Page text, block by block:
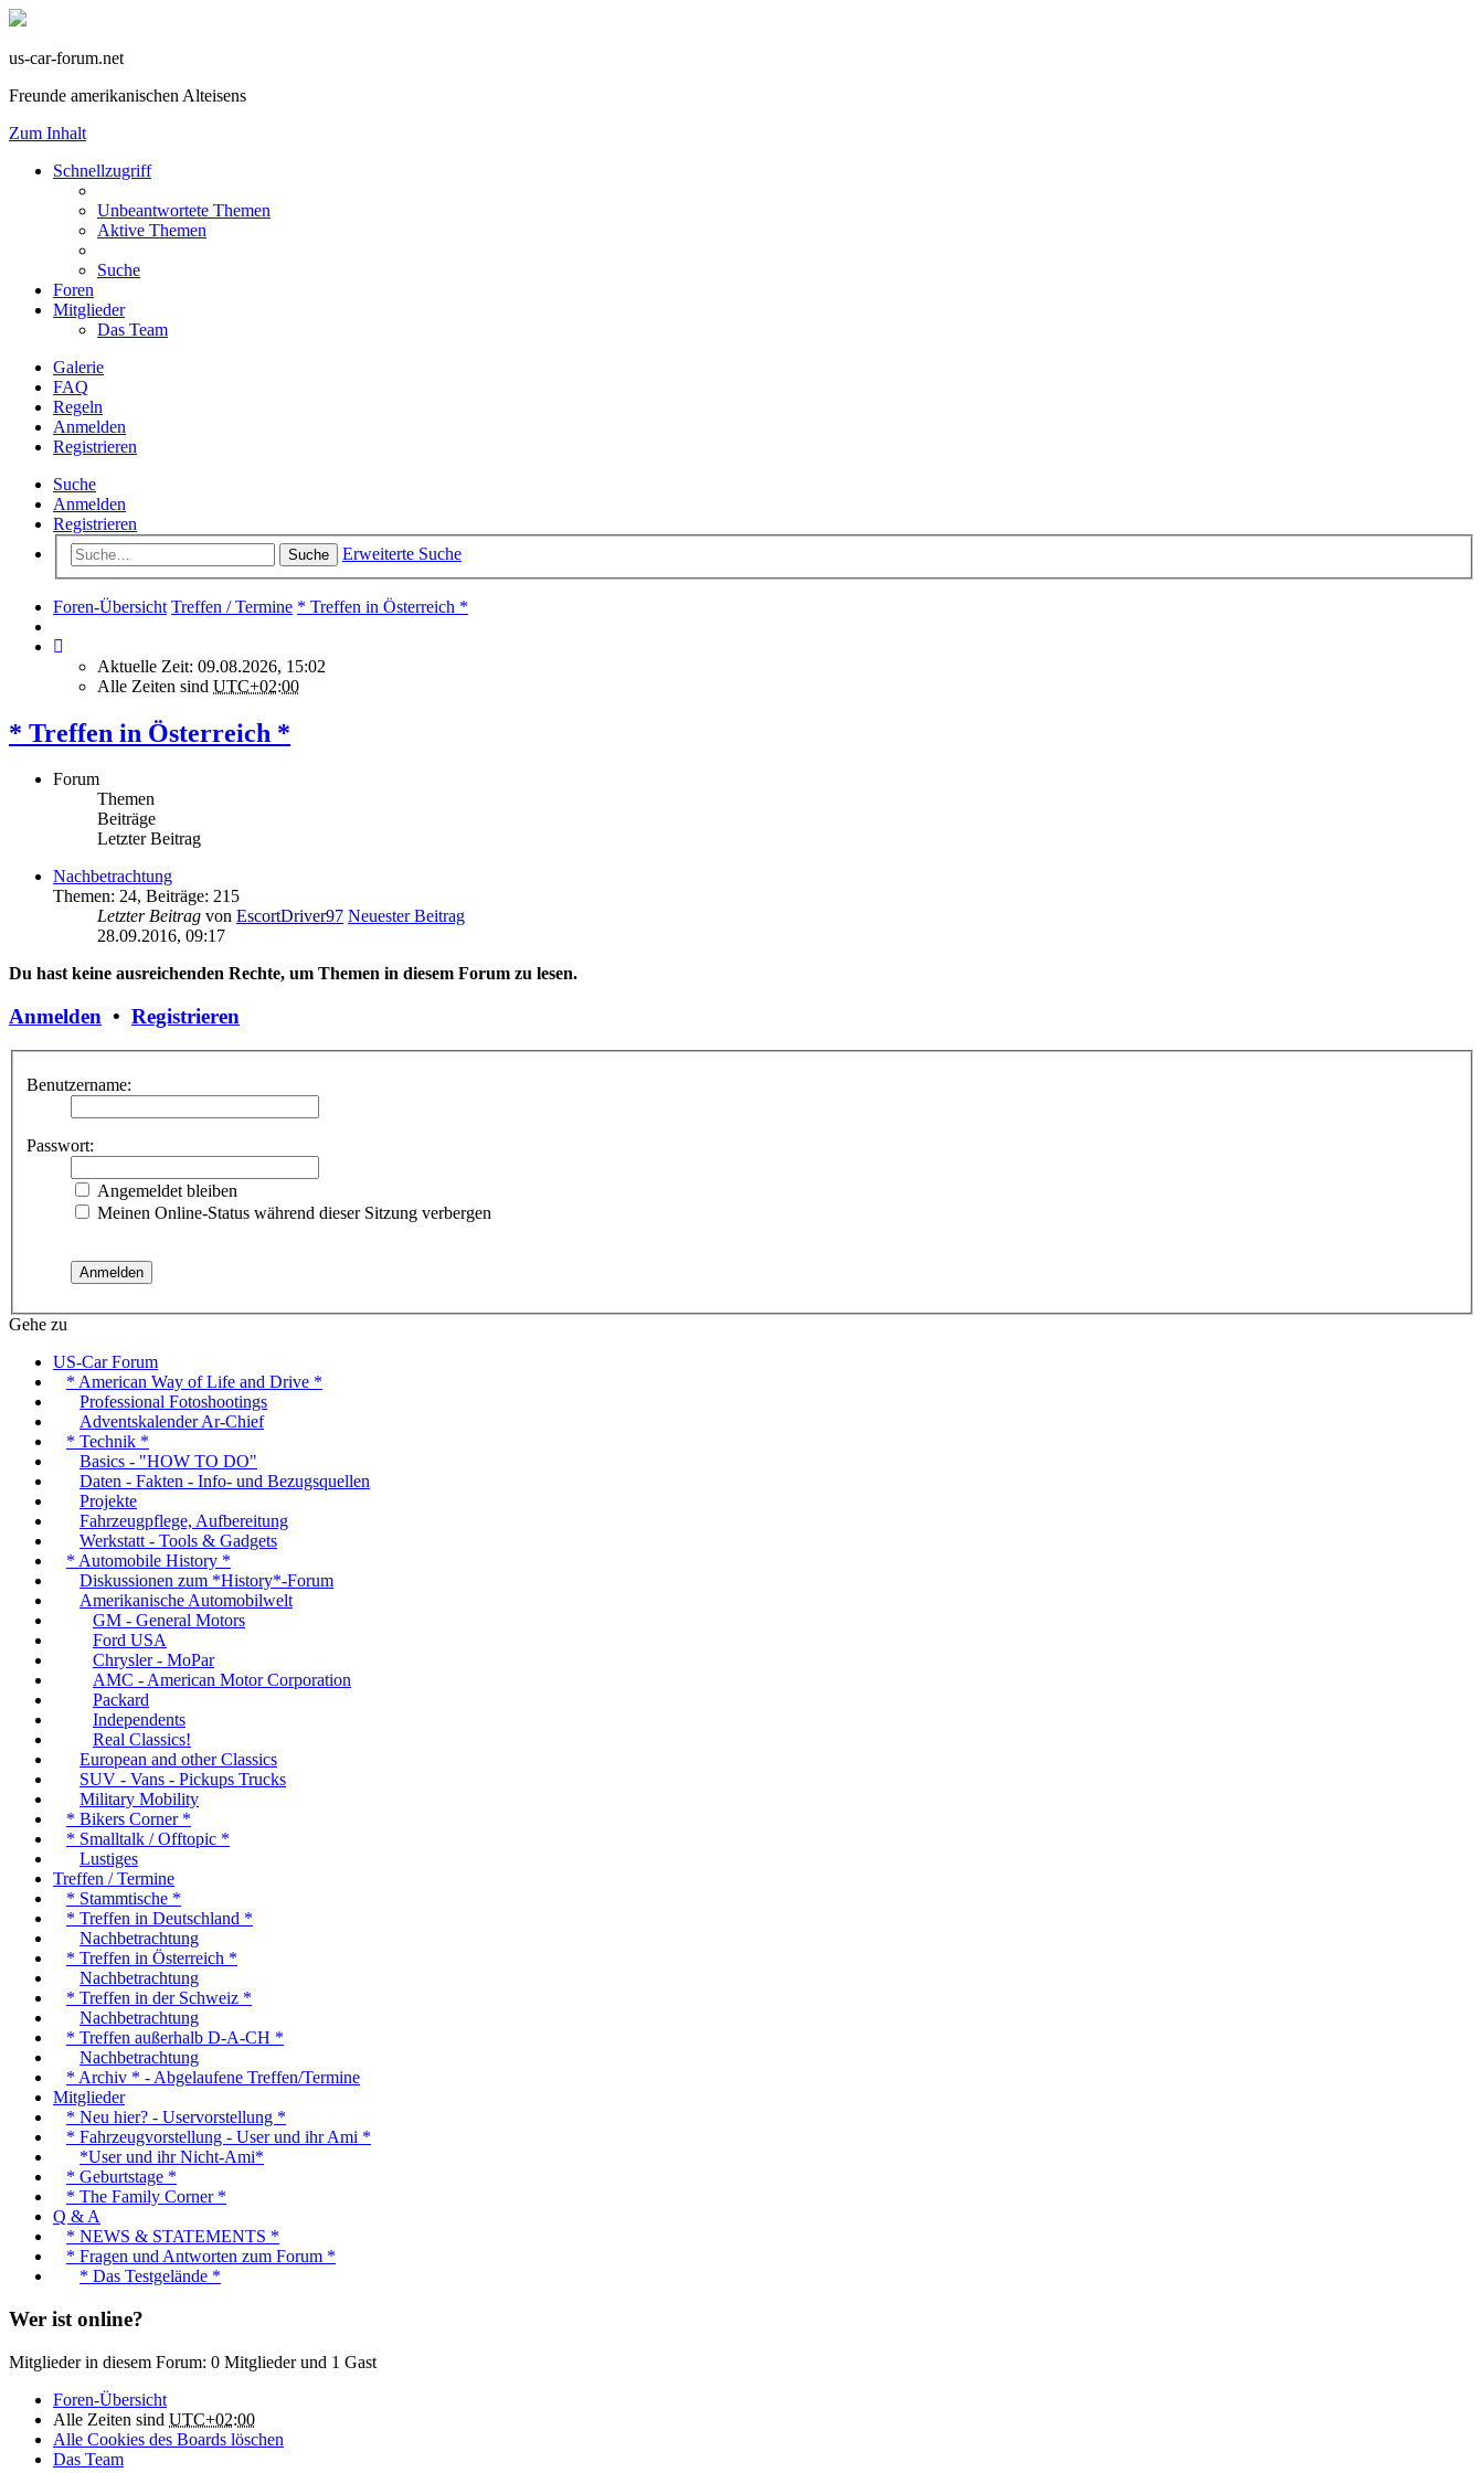
us-car-forum.net
Freunde amerikanischen Alteisens
Zum Inhalt
Schnellzugriff
Unbeantwortete Themen
Aktive Themen
Suche
Foren
Mitglieder
Das Team
Galerie
FAQ
Regeln
Anmelden
Registrieren
Suche
Anmelden
Registrieren
Suche Erweiterte Suche
Foren-Übersicht Treffen / Termine * Treffen in Österreich *
Aktuelle Zeit: 09.08.2026, 15:02
Alle Zeiten sind UTC+02:00
* Treffen in Österreich *
Forum
Themen
Beiträge
Letzter Beitrag
Nachbetrachtung
Themen: 24, Beiträge: 215
Letzter Beitrag von EscortDriver97 Neuester Beitrag
28.09.2016, 09:17
Du hast keine ausreichenden Rechte, um Themen in diesem Forum zu lesen.
Anmelden • Registrieren
Benutzername:
Passwort:
Angemeldet bleiben
Meinen Online-Status während dieser Sitzung verbergen
Gehe zu
US-Car Forum
* American Way of Life and Drive *
Professional Fotoshootings
Adventskalender Ar-Chief
* Technik *
Basics - "HOW TO DO"
Daten - Fakten - Info- und Bezugsquellen
Projekte
Fahrzeugpflege, Aufbereitung
Werkstatt - Tools & Gadgets
* Automobile History *
Diskussionen zum *History*-Forum
Amerikanische Automobilwelt
GM - General Motors
Ford USA
Chrysler - MoPar
AMC - American Motor Corporation
Packard
Independents
Real Classics!
European and other Classics
SUV - Vans - Pickups Trucks
Military Mobility
* Bikers Corner *
* Smalltalk / Offtopic *
Lustiges
Treffen / Termine
* Stammtische *
* Treffen in Deutschland *
Nachbetrachtung
* Treffen in Österreich *
Nachbetrachtung
* Treffen in der Schweiz *
Nachbetrachtung
* Treffen außerhalb D-A-CH *
Nachbetrachtung
* Archiv * - Abgelaufene Treffen/Termine
Mitglieder
* Neu hier? - Uservorstellung *
* Fahrzeugvorstellung - User und ihr Ami *
*User und ihr Nicht-Ami*
* Geburtstage *
* The Family Corner *
Q & A
* NEWS & STATEMENTS *
* Fragen und Antworten zum Forum *
* Das Testgelände *
Wer ist online?
Mitglieder in diesem Forum: 0 Mitglieder und 1 Gast
Foren-Übersicht
Alle Zeiten sind UTC+02:00
Alle Cookies des Boards löschen
Das Team